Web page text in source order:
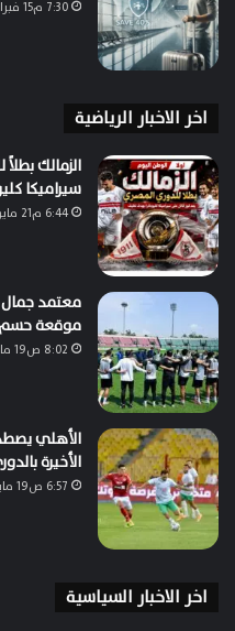
7:30 م15 فبراير، 2025
اخر الاخبار الرياضية
الزمالك
سيراميكا
6:44 م21 مايو، 2026
معتمد جمال
موقعة حسم
8:02 ص19 مايو، 2026
الأهلي
الأخيرة
6:57 ص19 مايو، 2026
اخر الاخبار السياسية